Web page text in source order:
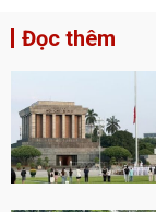
Đọc thêm